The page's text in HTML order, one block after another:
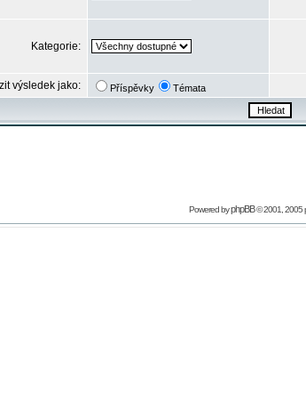
Kategorie:
výsledek jako: Příspěvky Témata
Powered byphpBB© 2001, 2005